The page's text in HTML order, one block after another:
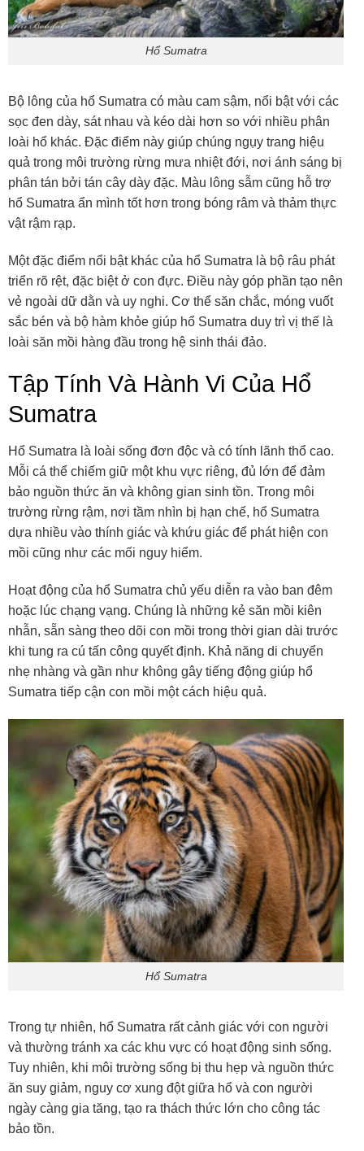
Hổ Sumatra
Bộ lông của hổ Sumatra có màu cam sậm, nổi bật với các
sọc đen dày, sát nhau và kéo dài hơn so với nhiều phân
loài hổ khác. Đặc điểm này giúp chúng ngụy trang hiệu
quả trong môi trường rừng mưa nhiệt đới, nơi ánh sáng bị
phân tán bởi tán cây dày đặc. Màu lông sẫm cũng hỗ trợ
hổ Sumatra ẩn mình tốt hơn trong bóng râm và thảm thực
vật rậm rạp.
Một đặc điểm nổi bật khác của hổ Sumatra là bộ râu phát
triển rõ rệt, đặc biệt ở con đực. Điều này góp phần tạo nên
vẻ ngoài dữ dằn và uy nghi. Cơ thể săn chắc, móng vuốt
sắc bén và bộ hàm khỏe giúp hổ Sumatra duy trì vị thế là
loài săn mồi hàng đầu trong hệ sinh thái đảo.
Tập Tính Và Hành Vi Của Hổ
Sumatra
Hổ Sumatra là loài sống đơn độc và có tính lãnh thổ cao.
Mỗi cá thể chiếm giữ một khu vực riêng, đủ lớn để đảm
bảo nguồn thức ăn và không gian sinh tồn. Trong môi
trường rừng rậm, nơi tầm nhìn bị hạn chế, hổ Sumatra
dựa nhiều vào thính giác và khứu giác để phát hiện con
mồi cũng như các mối nguy hiểm.
Hoạt động của hổ Sumatra chủ yếu diễn ra vào ban đêm
hoặc lúc chạng vạng. Chúng là những kẻ săn mồi kiên
nhẫn, sẵn sàng theo dõi con mồi trong thời gian dài trước
khi tung ra cú tấn công quyết định. Khả năng di chuyển
nhẹ nhàng và gần như không gây tiếng động giúp hổ
Sumatra tiếp cận con mồi một cách hiệu quả.
Hổ Sumatra
Trong tự nhiên, hổ Sumatra rất cảnh giác với con người
và thường tránh xa các khu vực có hoạt động sinh sống.
Tuy nhiên, khi môi trường sống bị thu hẹp và nguồn thức
ăn suy giảm, nguy cơ xung đột giữa hổ và con người
ngày càng gia tăng, tạo ra thách thức lớn cho công tác
bảo tồn.